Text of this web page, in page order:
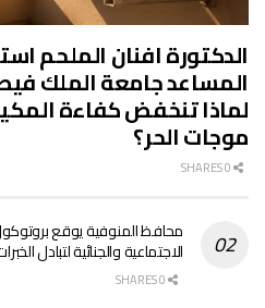
الدكتورة افنان الملحم
المساعد جامعة الملك
لماذا تنخفض كفاءة
موجات الحر؟
محافظ المنوفية يوقع
الاجتماعية والجنائية لتبادل